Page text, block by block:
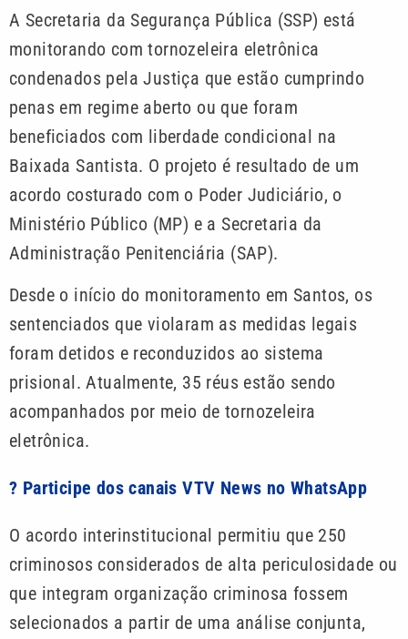
A Secretaria da Segurança Pública (SSP) está
monitorando com tornozeleira eletrônica
condenados pela Justiça que estão cumprindo
penas em regime aberto ou que foram
beneficiados com liberdade condicional na
Baixada Santista. O projeto é resultado de um
acordo costurado com o Poder Judiciário, o
Ministério Público (MP) e a Secretaria da
Administração Penitenciária (SAP).
Desde o início do monitoramento em Santos, os
sentenciados que violaram as medidas legais
foram detidos e reconduzidos ao sistema
prisional. Atualmente, 35 réus estão sendo
acompanhados por meio de tornozeleira
eletrônica.
? Participe dos canais VTV News no WhatsApp
O acordo interinstitucional permitiu que 250
criminosos considerados de alta periculosidade ou
que integram organização criminosa fossem
selecionados a partir de uma análise conjunta,